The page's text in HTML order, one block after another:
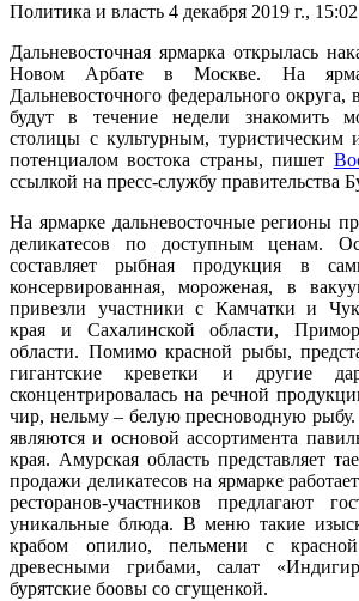
Политика и власть 4 декабря 2019 г., 15:02
Дальневосточная ярмарка открылась
Новом Арбате в Москве. На
Дальневосточного федерального округа,
будут в течение недели знакомить
столицы с культурным, туристическим
потенциалом востока страны, пишет
ссылкой на пресс-службу правительства
На ярмарке дальневосточные регионы
деликатесов по доступным ценам.
составляет рыбная продукция в
консервированная, мороженая, в
привезли участники с Камчатки и
края и Сахалинской области,
области. Помимо красной рыбы,
гигантские креветки и другие
сконцентрировалась на речной
чир, нельму – белую пресноводную
являются и основой ассортимента
края. Амурская область представляет
продажи деликатесов на ярмарке
ресторанов-участников предлагают
уникальные блюда. В меню такие
крабом опилио, пельмени с
древесными грибами, салат
бурятские боовы со сгущенкой.